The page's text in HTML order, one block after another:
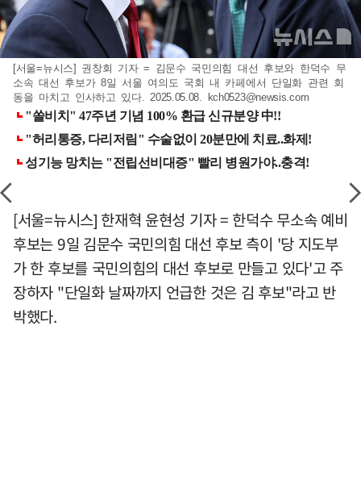
[서울=뉴시스] 권창회 기자 = 김문수 국민의힘 대선 후보와 한덕수 무
소속 대선 후보가 8일 서울 여의도 국회 내 카페에서 단일화 관련 회
동을 마치고 인사하고 있다. 2025.05.08. kch0523@newsis.com
[서울=뉴시스] 한재혁 윤현성 기자 = 한덕수 무소속 예비
후보는 9일 김문수 국민의힘 대선 후보 측이 '당 지도부
가 한 후보를 국민의힘의 대선 후보로 만들고 있다'고 주
장하자 "단일화 날짜까지 언급한 것은 김 후보"라고 반
박했다.